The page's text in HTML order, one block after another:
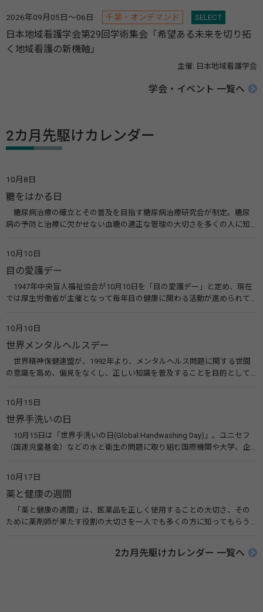
2026年09月05日～06日 千葉・オンデマンド SELECT
日本地域看護学会第29回学術集会「希望ある未来を切り拓
く地域看護の新機軸」
主催: 日本地域看護学会
学会・イベント 一覧へ
2カ月先駆けカレンダー
10月8日
糖をはかる日
糖尿病治療の確立とその普及を目指す糖尿病治療研究会が制定。糖尿
病の予防と治療に欠かせない血糖の適正な管理の大切さを多くの人に知
療研究会） 糖尿病ネットワーク
10月10日
目の愛護デー
1947年中央盲人福祉協会が10月10日を「目の愛護デー」と定め、現在
では厚生労働省が主催となって毎年目の健康に関わる活動が進められて
会）
10月10日
世界メンタルヘルスデー
世界精神保健連盟が、1992年より、メンタルヘルス問題に関する世間
の意識を高め、偏見をなくし、正しい知識を普及することを目的として、
す。 関連リンク 世界メンタルヘルスデー（厚生労働省） 働く人のメンタ
ルヘルス・ポータルサイト「こころの耳」（厚生労働省）
10月15日
世界手洗いの日
10月15日は「世界手洗いの日(Global Handwashing Day)」。ユニセフ
（国連児童基金）などの水と衛生の問題に取り組む国際機関や大学、企
10月17日
薬と健康の週間
「薬と健康の週間」は、医薬品を正しく使用することの大切さ、その
ために薬剤師が果たす役割の大切さを一人でも多くの方に知ってもらう
伝えたい！薬との付き合い方」（保健指導リソースガイド）
2カ月先駆けカレンダー 一覧へ